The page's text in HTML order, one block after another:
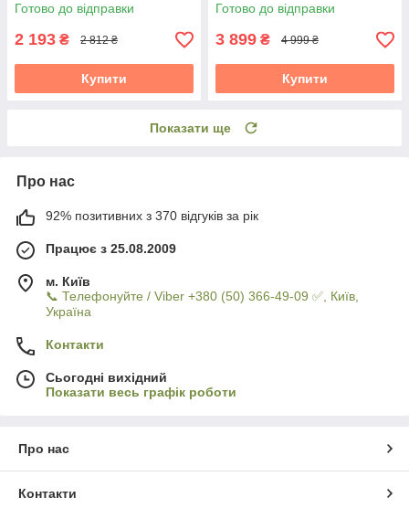
Готово до відправки
2 193 ₴ 2 812 ₴
Купити
Готово до відправки
3 899 ₴ 4 999 ₴
Купити
Показати ще
Про нас
92% позитивних з 370 відгуків за рік
Працює з 25.08.2009
м. Київ
📞 Телефонуйте / Viber +380 (50) 366-49-09 ✅, Київ,
Україна
Контакти
Сьогодні вихідний
Показати весь графік роботи
Про нас
Контакти